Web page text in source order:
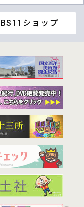
BS11ショップ